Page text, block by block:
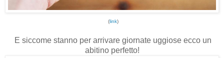
(link)
E siccome stanno per arrivare giornate uggiose ecco un
abitino perfetto!